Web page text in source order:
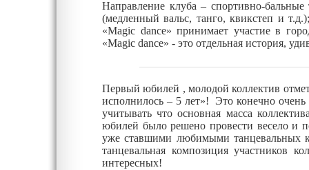
Направление клуба – спортивно-
(медленный вальс, танго, квикстеп и
«Magic dance» принимает участие в
«Magic dance» - это отдельная история,
Первый юбилей , молодой коллектив
исполнилось – 5 лет»!
Это конечно очень
учитывать что основная масса
юбилей было решено провести весело и
уже ставшими любимыми танцевальных
танцевальная композиция участников
интересных!